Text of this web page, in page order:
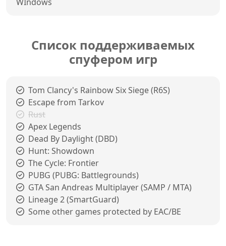
Список поддерживаемых
спуфером игр
Tom Clancy's Rainbow Six Siege (R6S)
Escape from Tarkov
Rust
Apex Legends
Dead By Daylight (DBD)
Hunt: Showdown
The Cycle: Frontier
PUBG (PUBG: Battlegrounds)
GTA San Andreas Multiplayer (SAMP / MTA)
Lineage 2 (SmartGuard)
Some other games protected by EAC/BE